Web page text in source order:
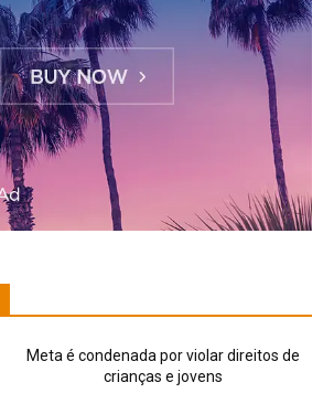
Meta é condenada por violar direitos de
crianças e jovens